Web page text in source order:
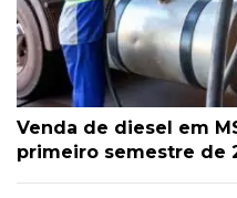
Venda de diesel em
primeiro semestre de